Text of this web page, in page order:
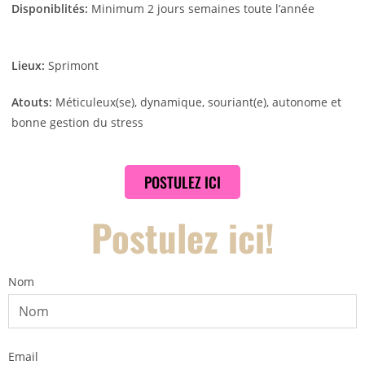
Disponiblités: Minimum 2 jours semaines toute l’année
Lieux: Sprimont
Atouts: Méticuleux(se), dynamique, souriant(e), autonome et
bonne gestion du stress
POSTULEZ ICI
Postulez ici!
Nom
Email